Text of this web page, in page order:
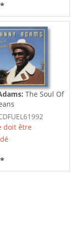
The Soul Of
doit être